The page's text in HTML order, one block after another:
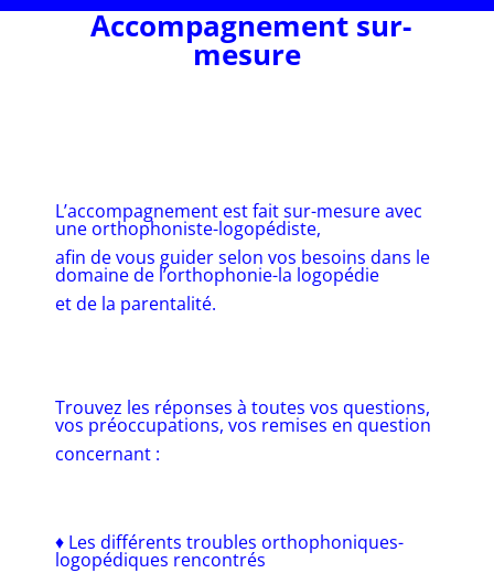
Accompagnement sur-
mesure
L’accompagnement est fait sur-mesure avec
une orthophoniste-logopédiste,
afin de vous guider selon vos besoins dans le
domaine de l’orthophonie-la logopédie
et de la parentalité.
Trouvez les réponses à toutes vos questions,
vos préoccupations, vos remises en question
concernant :
♦ Les différents troubles orthophoniques-
logopédiques rencontrés